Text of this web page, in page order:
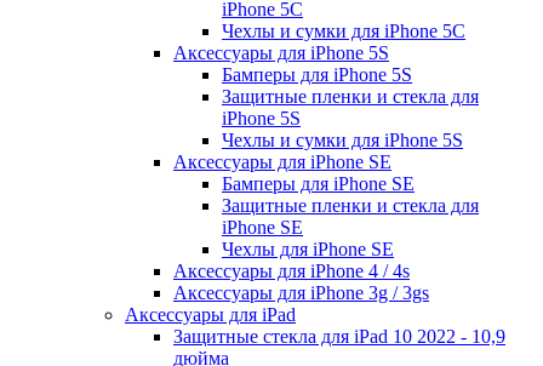
iPhone 5C
Чехлы и сумки для iPhone 5C
Аксессуары для iPhone 5S
Бамперы для iPhone 5S
Защитные пленки и стекла для
iPhone 5S
Чехлы и сумки для iPhone 5S
Аксессуары для iPhone SE
Бамперы для iPhone SE
Защитные пленки и стекла для
iPhone SE
Чехлы для iPhone SE
Аксессуары для iPhone 4 / 4s
Аксессуары для iPhone 3g / 3gs
Аксессуары для iPad
Защитные стекла для iPad 10 2022 - 10,9
дюйма